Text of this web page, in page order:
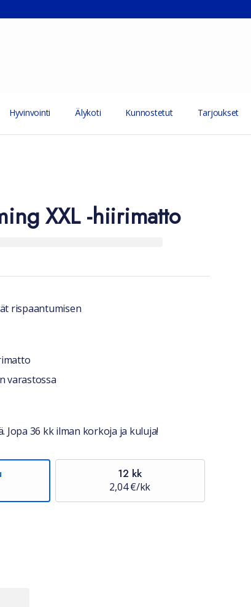
Hyvinvointi Älykoti Kunnostetut Tarjoukset
XXL -hiirimatto
rispaantumisen
varastossa
Jopa 36 kk ilman korkoja ja kuluja!
12 kk
2,04 €/kk